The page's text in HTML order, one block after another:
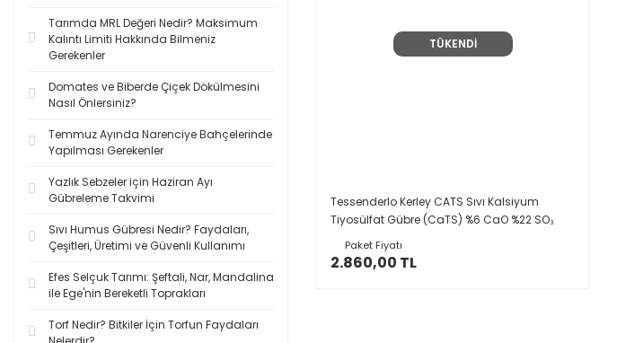
Tarımda MRL Değeri Nedir? Maksimum
Kalıntı Limiti Hakkında Bilmeniz
Gerekenler
Domates ve Biberde Çiçek Dökülmesini
Nasıl Önlersiniz?
Temmuz Ayında Narenciye Bahçelerinde
Yapılması Gerekenler
Yazlık Sebzeler için Haziran Ayı
Gübreleme Takvimi
Sıvı Humus Gübresi Nedir? Faydaları,
Çeşitleri, Üretimi ve Güvenli Kullanımı
Efes Selçuk Tarımı: Şeftali, Nar, Mandalina
ile Ege'nin Bereketli Toprakları
Torf Nedir? Bitkiler İçin Torfun Faydaları
TÜKENDİ
Tessenderlo Kerley CATS Sıvı Kalsiyum
Tiyosülfat Gübre (CaTS) %6 CaO %22 SO₃
Paket Fiyatı
2.860,00 TL